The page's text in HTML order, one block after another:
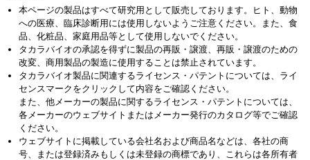
本ページの製品はすべて研究用として販売しております。ヒト、動物
への医療、臨床診断用には使用しないようご注意ください。また、食
品、化粧品、家庭用品等として使用しないでください。
タカラバイオの承認を得ずに製品の再販・譲渡、再販・譲渡のための
改変、商用製品の製造に使用することは禁止されています。
タカラバイオ製品に関連するライセンス・パテントについては、ライ
センスマークをクリックして内容をご確認ください。
また、他メーカーの製品に関するライセンス・パテントについては、
各メーカーのウェブサイトまたはメーカー発行のカタログ等でご確認
ください。
ウェブサイトに掲載している会社名および商品名などは、各社の商
号、または登録済みもしくは未登録の商標であり、これらは各所有者